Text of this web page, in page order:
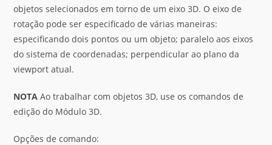
objetos selecionados em torno de um eixo 3D. O eixo de
rotação pode ser especificado de várias maneiras:
especificando dois pontos ou um objeto; paralelo aos eixos
do sistema de coordenadas; perpendicular ao plano da
viewport atual.
NOTA Ao trabalhar com objetos 3D, use os comandos de
edição do Módulo 3D.
Opções de comando: